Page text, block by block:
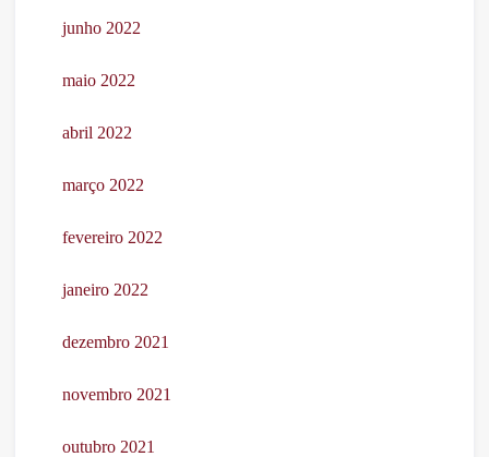
junho 2022
maio 2022
abril 2022
março 2022
fevereiro 2022
janeiro 2022
dezembro 2021
novembro 2021
outubro 2021